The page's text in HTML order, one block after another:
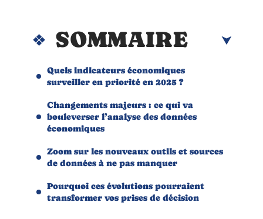
SOMMAIRE
Quels indicateurs économiques
surveiller en priorité en 2025 ?
Changements majeurs : ce qui va
bouleverser l’analyse des données
économiques
Zoom sur les nouveaux outils et sources
de données à ne pas manquer
Pourquoi ces évolutions pourraient
transformer vos prises de décision